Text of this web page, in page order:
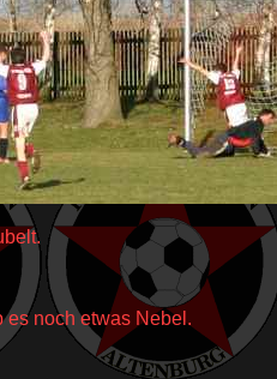
es noch etwas Nebel.